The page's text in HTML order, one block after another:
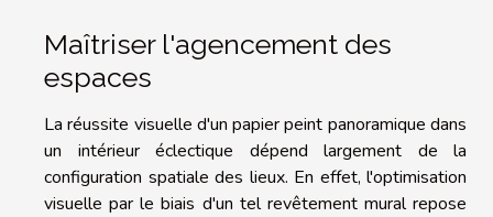
Maîtriser l'agencement des
espaces
La réussite visuelle d'un papier peint panoramique dans
un intérieur éclectique dépend largement de la
configuration spatiale des lieux. En effet, l'optimisation
visuelle par le biais d'un tel revêtement mural repose